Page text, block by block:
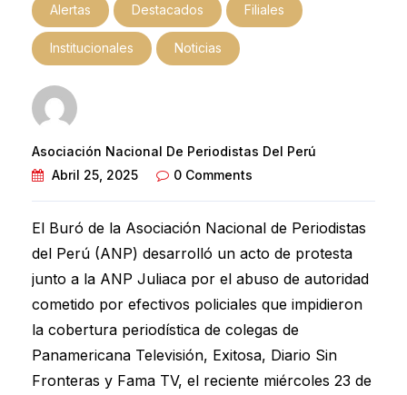
Alertas Destacados Filiales
Institucionales Noticias
Asociación Nacional De Periodistas Del Perú
Abril 25, 2025
0 Comments
El Buró de la Asociación Nacional de Periodistas
del Perú (ANP) desarrolló un acto de protesta
junto a la ANP Juliaca por el abuso de autoridad
cometido por efectivos policiales que impidieron
la cobertura periodística de colegas de
Panamericana Televisión, Exitosa, Diario Sin
Fronteras y Fama TV, el reciente miércoles 23 de